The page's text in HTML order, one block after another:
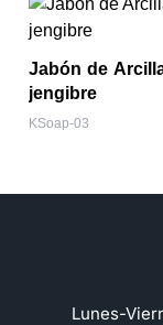
Jabón de
jengibre
KSoap-03
Lunes-